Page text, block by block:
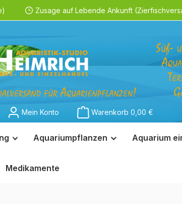
Zusage auf Lebende Ankunft
Mein Konto Warenkorb 0,00 €
Aquariumpflanzen Aquarium
Medikamente